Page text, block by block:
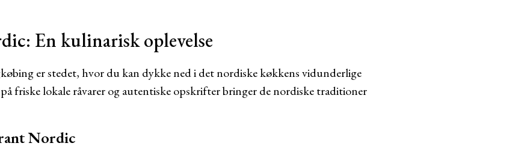
En kulinarisk oplevelse
er stedet, hvor du kan dykke ned i det nordiske køkkens vidunderlige
friske lokale råvarer og autentiske opskrifter bringer de nordiske traditioner
Nordic